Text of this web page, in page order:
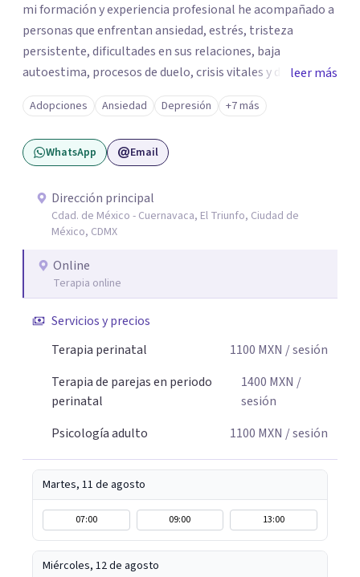
mi formación y experiencia profesional he acompañado a
personas que enfrentan ansiedad, estrés, tristeza
persistente, dificultades en sus relaciones, baja
autoestima, procesos de duelo, crisis vitales y desafíos
relacionados con la adaptación a nuevas etapas de la vida.
Mi enfoque se basa en la escucha empática, el respeto por
la historia de cada persona y el trabajo conjunto para
desarrollar herramientas que favorezcan el bienestar
que buscar ayuda psicológica es un acto de valentía y
autocuidado. Mi objetivo es acompañarte para que puedas
comprender mejor lo que estás viviendo, fortalecer tus
recursos personales y construir una vida más plena y
congruente con tus necesidades y valores.
leer más
Adopciones Ansiedad Depresión +7 más
WhatsApp Email
Dirección principal
Cdad. de México - Cuernavaca, El Triunfo, Ciudad de
México, CDMX
Online
Terapia online
Servicios y precios
Terapia perinatal
1100 MXN / sesión
Terapia de parejas en periodo
perinatal
1400 MXN /
sesión
Psicología adulto
1100 MXN / sesión
Martes, 11 de agosto
07:00 09:00 13:00
Miércoles, 12 de agosto